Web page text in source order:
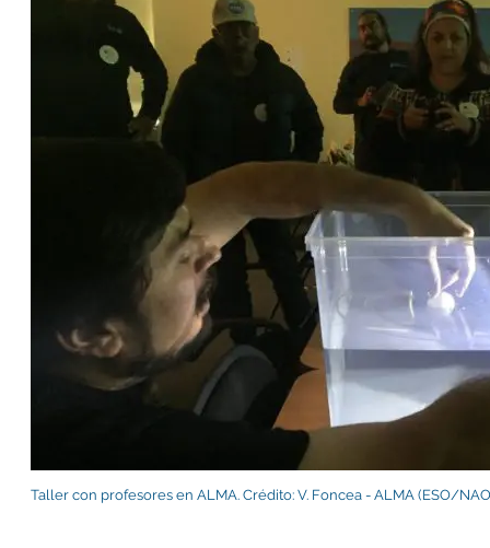
Taller con profesores en ALMA. Crédito: V. Foncea - ALMA (ESO/